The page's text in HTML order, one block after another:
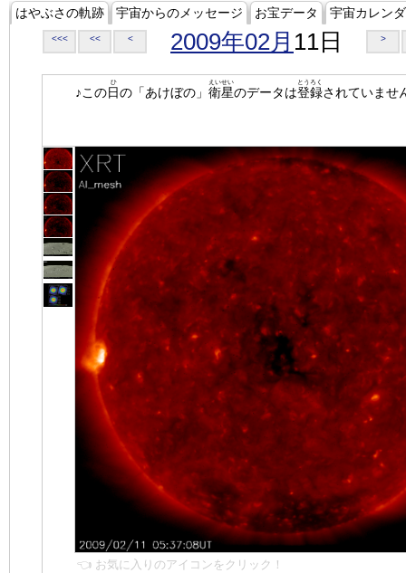
はやぶさの軌跡 宇宙からのメッセージ お宝データ 宇宙カレン
<<< << < 2009年02月 11日 >
♪この日
ひ
の「あけぼの」 衛星
えいせい
のデータは登録
とうろく
されていませ
👈 お気に入りのアイコンをクリック！